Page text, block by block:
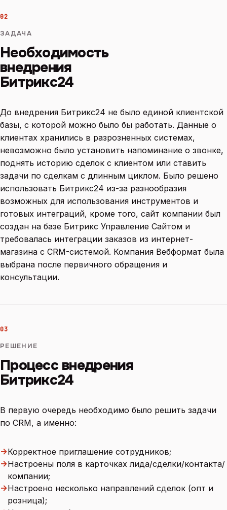
02
ЗАДАЧА
Необходимость
внедрения
Битрикс24
До внедрения Битрикс24 не было единой клиентской
базы, с которой можно было бы работать. Данные о
клиентах хранились в разрозненных системах,
невозможно было установить напоминание о звонке,
поднять историю сделок с клиентом или ставить
задачи по сделкам с длинным циклом. Было решено
использовать Битрикс24 из-за разнообразия
возможных для использования инструментов и
готовых интеграций, кроме того, сайт компании был
создан на базе Битрикс Управление Сайтом и
требовалась интеграции заказов из интернет-
магазина с CRM-системой. Компания Вебформат была
выбрана после первичного обращения и
консультации.
03
РЕШЕНИЕ
Процесс внедрения
Битрикс24
В первую очередь необходимо было решить задачи
по CRM, а именно:
→Корректное приглашение сотрудников;
→Настроены поля в карточках лида/сделки/контакта/
компании;
→Настроено несколько направлений сделок (опт и
розница);